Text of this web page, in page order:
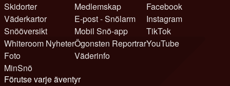
Skidorter
Väderkartor
Snööversikt
Whiteroom Nyheter
Foto
MinSnö
Medlemskap
E-post - Snölarm
Mobil Snö-app
Ögonsten Reportrar
Väderinfo
Facebook
Instagram
TikTok
YouTube
Förutse varje äventyr